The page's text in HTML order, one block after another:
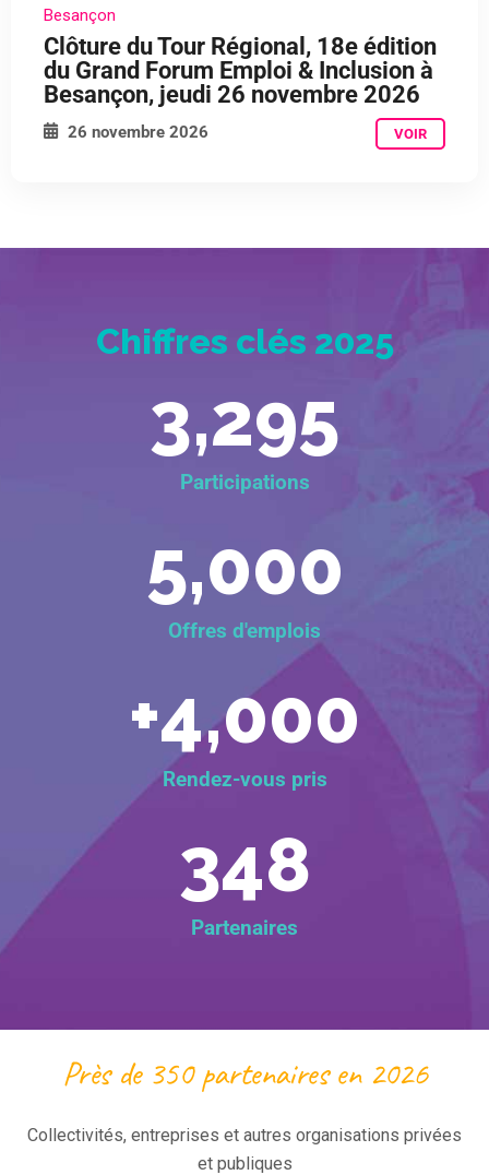
Besançon
Clôture du Tour Régional, 18e édition
du Grand Forum Emploi & Inclusion à
Besançon, jeudi 26 novembre 2026
26 novembre 2026 VOIR
Chiffres clés 2025
Participations
3,295
Offres d'emplois
5,000
Rendez-vous pris
+4,000
Partenaires
348
Près de 350 partenaires en 2026
Collectivités, entreprises et autres organisations privées
et publiques